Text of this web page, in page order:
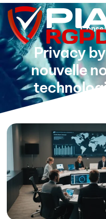
Privacy
nouvelle